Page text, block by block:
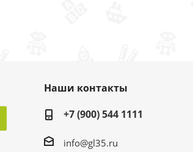
Наши контакты
+7 (900) 544 1111
info@gl35.ru